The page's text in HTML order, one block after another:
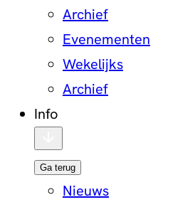
Archief
Evenementen
Wekelijks
Archief
Info
Ga terug
Nieuws